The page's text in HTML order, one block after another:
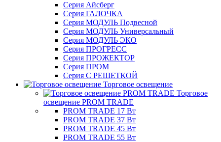
Серия Айсберг
Серия ГАЛОЧКА
Серия МОДУЛЬ Подвесной
Серия МОДУЛЬ Универсальный
Серия МОДУЛЬ ЭКО
Серия ПРОГРЕСС
Серия ПРОЖЕКТОР
Серия ПРОМ
Серия С РЕШЕТКОЙ
Торговое освещение
Торговое
освещение PROM TRADE
PROM TRADE 17 Вт
PROM TRADE 37 Вт
PROM TRADE 45 Вт
PROM TRADE 55 Вт